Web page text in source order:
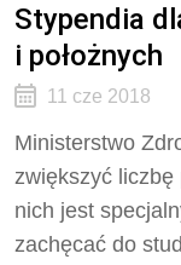
Stypendia
i położnych
11 cze 2018
Ministerstwo
zwiększyć liczbę
nich jest
zachęcać do